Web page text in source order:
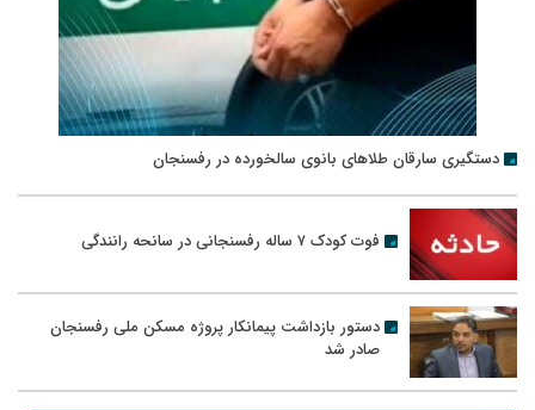
دستگیری سارقان طلاهای بانوی سالخورده در رفسنجان
فوت کودک ۷ ساله رفسنجانی در سانحه رانندگی
دستور بازداشت پیمانکار پروژه مسکن ملی رفسنجان
صادر شد